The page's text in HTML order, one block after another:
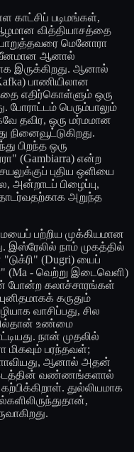
காட்சிப் படிமங்கள்,
வித்தியாசத்தை
மெனோரா
ஆனால்
இருக்கிறது. ஆனால்
பாணியிலான
எதிர்கொள்ளும் ஒரு
பெரும்பாலும்
தவிர, ஒரு மர்மமான
பிறந்த ஒரு
(Gambiarra) என்ற
புதிய ஒளியை
அன்றாடப் பிழைப்பு,
அறுந்த
பற்றிய முக்கியமான
நாம் முகத்தில்
(Dugri) யைப்
(Ma - வெற்று இடைவெளி)
போன்ற கலாச்சாரங்கள்
கருதும்
வாசிப்பது, சில
உண்மை
நான் முதலில்
மிகவும் பரந்தவள்;
ஆனால் அதன்
இடத்தின் வண்ணங்களால்
துல்லியமாக